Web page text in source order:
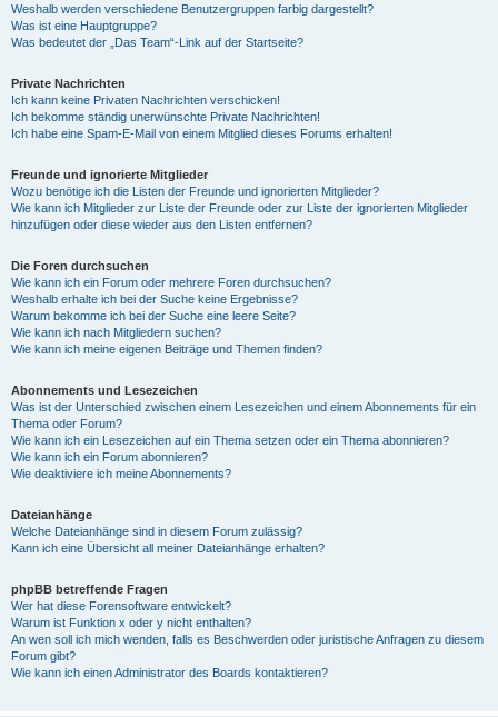
Weshalb werden verschiedene Benutzergruppen farbig dargestellt?
Was ist eine Hauptgruppe?
Was bedeutet der „Das Team“-Link auf der Startseite?
Private Nachrichten
Ich kann keine Privaten Nachrichten verschicken!
Ich bekomme ständig unerwünschte Private Nachrichten!
Ich habe eine Spam-E-Mail von einem Mitglied dieses Forums erhalten!
Freunde und ignorierte Mitglieder
Wozu benötige ich die Listen der Freunde und ignorierten Mitglieder?
Wie kann ich Mitglieder zur Liste der Freunde oder zur Liste der ignorierten Mitglieder
hinzufügen oder diese wieder aus den Listen entfernen?
Die Foren durchsuchen
Wie kann ich ein Forum oder mehrere Foren durchsuchen?
Weshalb erhalte ich bei der Suche keine Ergebnisse?
Warum bekomme ich bei der Suche eine leere Seite?
Wie kann ich nach Mitgliedern suchen?
Wie kann ich meine eigenen Beiträge und Themen finden?
Abonnements und Lesezeichen
Was ist der Unterschied zwischen einem Lesezeichen und einem Abonnements für ein
Thema oder Forum?
Wie kann ich ein Lesezeichen auf ein Thema setzen oder ein Thema abonnieren?
Wie kann ich ein Forum abonnieren?
Wie deaktiviere ich meine Abonnements?
Dateianhänge
Welche Dateianhänge sind in diesem Forum zulässig?
Kann ich eine Übersicht all meiner Dateianhänge erhalten?
phpBB betreffende Fragen
Wer hat diese Forensoftware entwickelt?
Warum ist Funktion x oder y nicht enthalten?
An wen soll ich mich wenden, falls es Beschwerden oder juristische Anfragen zu diesem
Forum gibt?
Wie kann ich einen Administrator des Boards kontaktieren?